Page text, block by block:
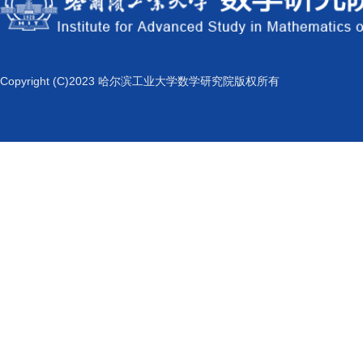
Copyright (C)2023 哈尔滨工业大学数学研究院版权所有